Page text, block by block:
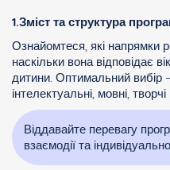
1.Зміст та структура
Ознайомтеся, які напрямки
наскільки вона відповідає
дитини. Оптимальний
інтелектуальні, мовні,
Віддавайте перевагу
взаємодії та